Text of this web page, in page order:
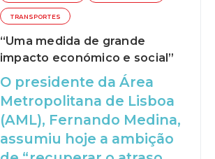
TRANSPORTES
“Uma medida de grande
impacto económico e social”
O presidente da Área
Metropolitana de Lisboa
(AML), Fernando Medina,
assumiu hoje a ambição